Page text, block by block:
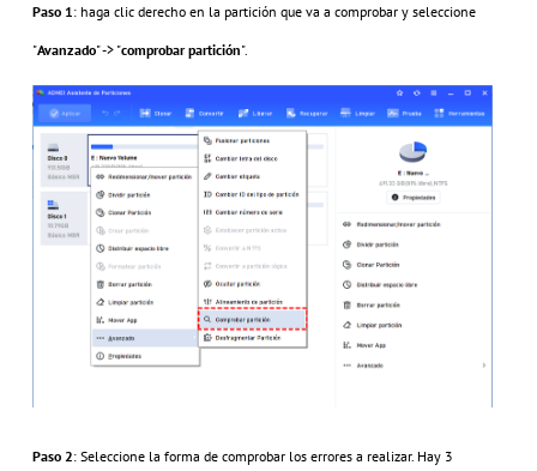
Paso 1: haga clic derecho en la partición que va a comprobar y seleccione
"Avanzado" -> "comprobarpartición".
Paso 2: Seleccione la forma de comprobar los errores a realizar. Hay 3